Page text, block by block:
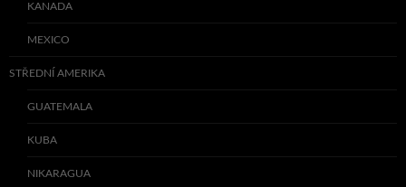
KANADA
MEXICO
STŘEDNÍ AMERIKA
GUATEMALA
KUBA
NIKARAGUA